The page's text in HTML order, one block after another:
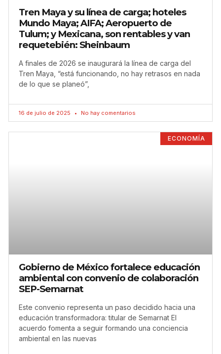
Tren Maya y su línea de carga; hoteles
Mundo Maya; AIFA; Aeropuerto de
Tulum; y Mexicana, son rentables y van
requetebién: Sheinbaum
A finales de 2026 se inaugurará la línea de carga del
Tren Maya, “está funcionando, no hay retrasos en nada
de lo que se planeó”,
16 de julio de 2025 No hay comentarios
ECONOMÍA
Gobierno de México fortalece educación
ambiental con convenio de colaboración
SEP-Semarnat
Este convenio representa un paso decidido hacia una
educación transformadora: titular de Semarnat El
acuerdo fomenta a seguir formando una conciencia
ambiental en las nuevas